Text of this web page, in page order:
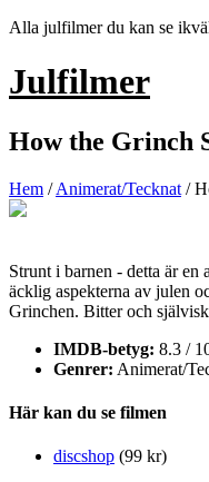
Hoppa
innehåll
Alla julfilmer du kan se
Julfilmer
How the Grinch
Hem /Animerat/Tecknat /
Strunt i barnen - detta är
äcklig aspekterna av julen
Grinchen. Bitter och
IMDB-betyg: 8.3 /
Genrer: Animerat/
Här kan du se filmen
discshop (99 kr)